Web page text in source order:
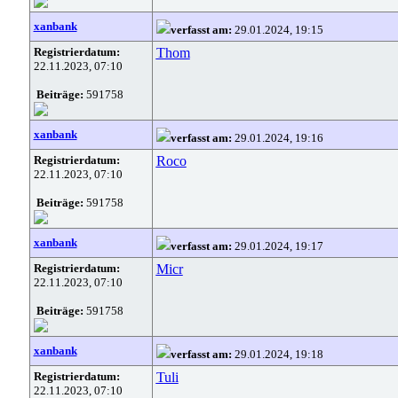
xanbank verfasst am: 29.01.2024, 19:15
Registrierdatum:
22.11.2023, 07:10
Beiträge: 591758
Thom
xanbank verfasst am: 29.01.2024, 19:16
Registrierdatum:
22.11.2023, 07:10
Beiträge: 591758
Roco
xanbank verfasst am: 29.01.2024, 19:17
Registrierdatum:
22.11.2023, 07:10
Beiträge: 591758
Micr
xanbank verfasst am: 29.01.2024, 19:18
Registrierdatum:
22.11.2023, 07:10
Tuli